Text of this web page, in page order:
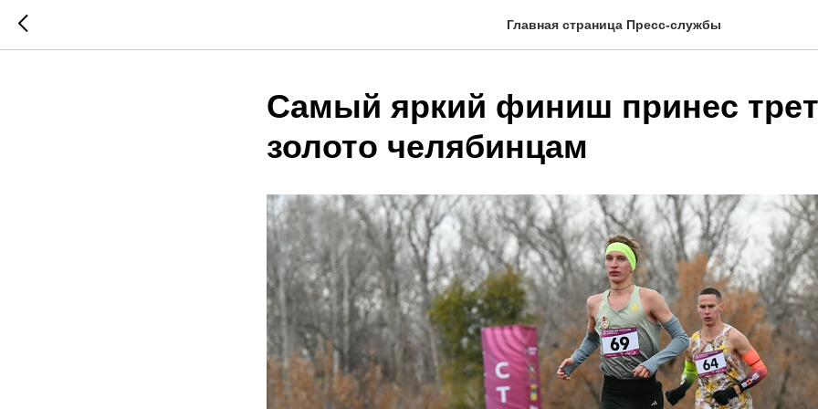
Главная страница Пресс-службы
Самый яркий финиш принес
золото челябинцам